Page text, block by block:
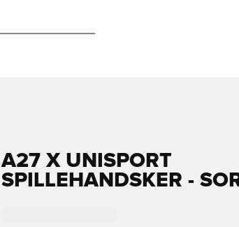
A27 X UNISPORT
SPILLEHANDSKER -